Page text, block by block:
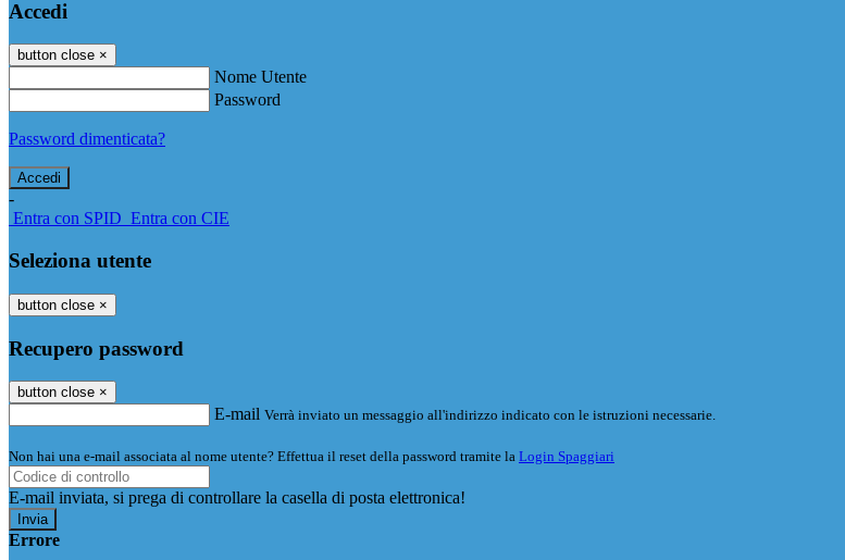
Accedi
button close ×
Nome Utente
Password
Password dimenticata?
-
Entra con SPID Entra con CIE
Seleziona utente
button close ×
Recupero password
button close ×
E-mail Verrà inviato un messaggio all'indirizzo indicato con le istruzioni necessarie.
Non hai una e-mail associata al nome utente? Effettua il reset della password tramite la Login Spaggiari
E-mail inviata, si prega di controllare la casella di posta elettronica!
Errore